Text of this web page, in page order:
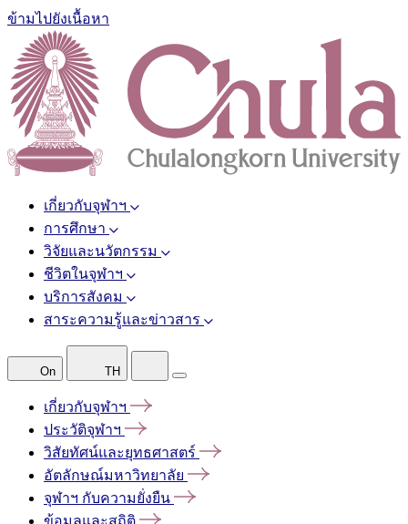
ข้ามไปยังเนื้อหา
เกี่ยวกับจุฬาฯ
การศึกษา
วิจัยและนวัตกรรม
ชีวิตในจุฬาฯ
บริการสังคม
สาระความรู้และข่าวสาร
On TH
เกี่ยวกับจุฬาฯ
ประวัติจุฬาฯ
วิสัยทัศน์และยุทธศาสตร์
อัตลักษณ์มหาวิทยาลัย
จุฬาฯ กับความยั่งยืน
ข้อมูลและสถิติ